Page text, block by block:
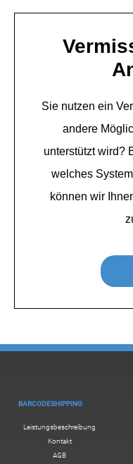
Sie nutzen ein
andere
unterstützt wird?
welches
können wir
BARCODESHIPPING
Leistungsbeschreibung
Kontakt
AGB